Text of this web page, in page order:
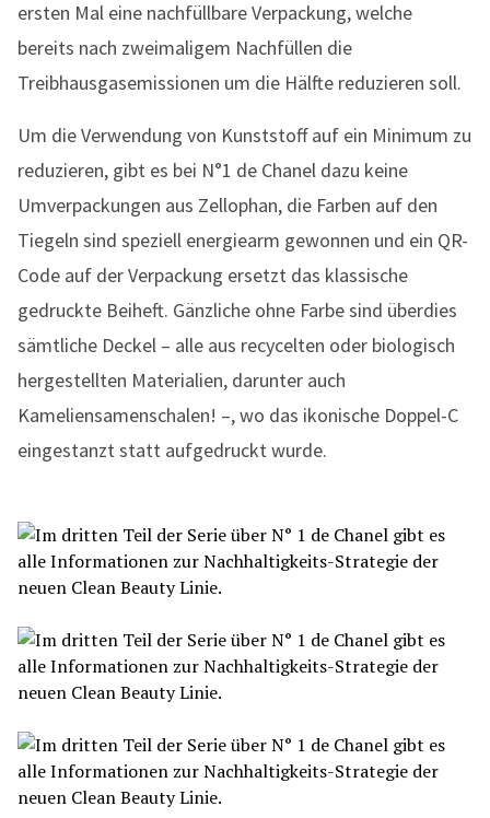
ersten Mal eine nachfüllbare Verpackung, welche
bereits nach zweimaligem Nachfüllen die
Treibhausgasemissionen um die Hälfte reduzieren soll.
Um die Verwendung von Kunststoff auf ein Minimum zu
reduzieren, gibt es bei N°1 de Chanel dazu keine
Umverpackungen aus Zellophan, die Farben auf den
Tiegeln sind speziell energiearm gewonnen und ein QR-
Code auf der Verpackung ersetzt das klassische
gedruckte Beiheft. Gänzliche ohne Farbe sind überdies
sämtliche Deckel – alle aus recycelten oder biologisch
hergestellten Materialien, darunter auch
Kameliensamenschalen! –, wo das ikonische Doppel-C
eingestanzt statt aufgedruckt wurde.